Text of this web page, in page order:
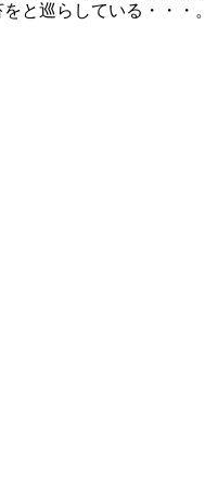
と巡らしている・・・。